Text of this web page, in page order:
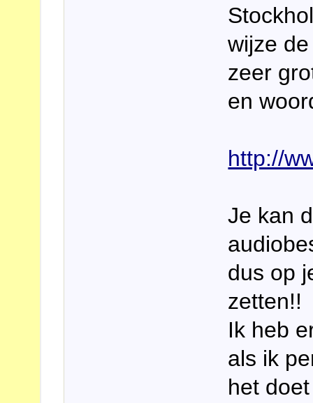
wijze
zeer
en
http://
Je kan
dus op
zetten!!
Ik heb
als ik
het